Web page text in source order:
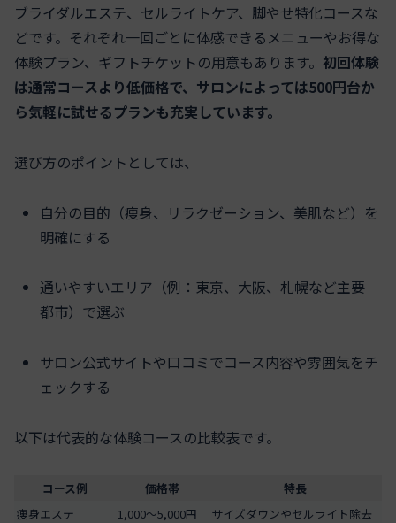
ブライダルエステ、セルライトケア、脚やせ特化コースな
どです。それぞれ一回ごとに体感できるメニューやお得な
体験プラン、ギフトチケットの用意もあります。 初回体験
は通常コースより低価格で、サロンによっては500円台か
ら気軽に試せるプランも充実しています。
選び方のポイントとしては、
自分の目的（痩身、リラクゼーション、美肌など）を
明確にする
通いやすいエリア（例：東京、大阪、札幌など主要
都市）で選ぶ
サロン公式サイトや口コミでコース内容や雰囲気をチ
ェックする
以下は代表的な体験コースの比較表です。
コース例 価格帯
特長
痩身エステ
1,000～5,000円
サイズダウンやセルライト除去